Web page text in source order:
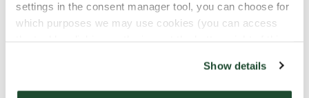
settings in the consent manager tool, you can choose for
which purposes we may use cookies (you can access
Show details
Deras rostmästare experimenterar, smakar och
utvärderar varje batch för att säkerställa att varje
passion, kvalitet och långsiktiga partnerskap med
producenter.